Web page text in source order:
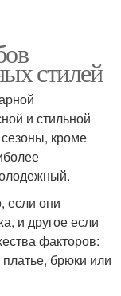
стилей
и стильной
кроме
если они
и другое если
факторов:
брюки или